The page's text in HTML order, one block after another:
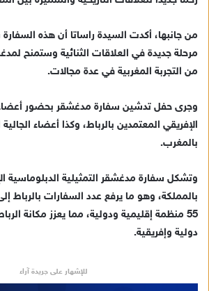
و
من جانبها، أكدت السيدة راساتا أن هذه
مرحلة جديدة في العلاقات الثنائية وستمنح
من التجربة المغربية في عدة مجالات.
وجرى حفل تدشين سفارة مدغشقر بحضور
الإفريقي المعتمدين بالرباط، وكذا أعضاء
بالمغرب.
55 منظمة إقليمية ودولية، مما يعزز مكانة
دولية وإفريقية.
للإشهار على جريدة آراء